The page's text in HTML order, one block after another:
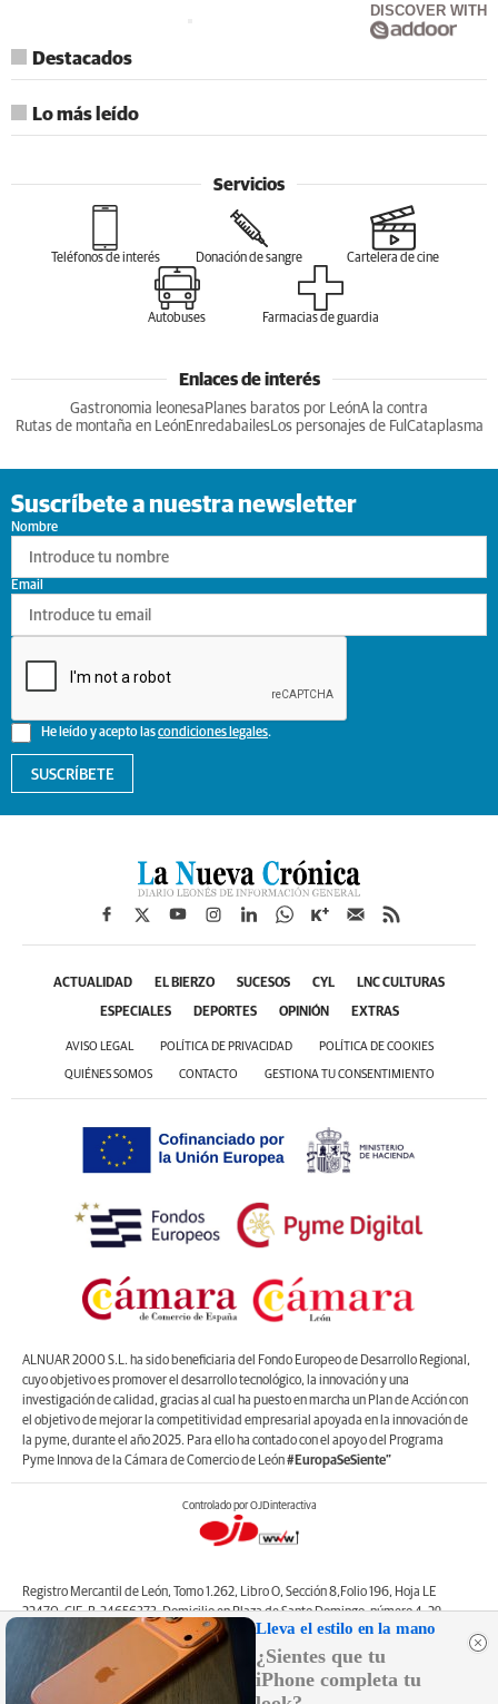
DISCOVER WITH
Destacados
Lo más leído
Servicios
Teléfonos de interés Donación de sangre Cartelera de cine
Autobuses Farmacias de guardia
Enlaces de interés
Gastronomia leonesa Planes baratos por LeónA la contra
Rutas de montaña en LeónEnredabailesLos personajes de Ful Cataplasma
Suscríbete a nuestra newsletter
Nombre
He leído y acepto lascondiciones legales.
Email
SUSCRÍBETE
ACTUALIDAD EL BIERZO SUCESOS CYL LNC CULTURAS
ESPECIALES DEPORTES OPINIÓN EXTRAS
AVISO LEGAL POLÍTICA DE PRIVACIDAD POLÍTICA DE COOKIES
QUIÉNES SOMOS CONTACTO GESTIONA TU CONSENTIMIENTO
ALNUAR 2000 S.L. ha sido beneficiaria del Fondo Europeo de Desarrollo Regional,
cuyo objetivo es promover el desarrollo tecnológico, la innovación y una
investigación de calidad, gracias al cual ha puesto en marcha un Plan de Acción con
el objetivo de mejorar la competitividad empresarial apoyada en la innovación de
la pyme, durante el año 2025. Para ello ha contado con el apoyo del Programa
Pyme Innova de la Cámara de Comercio de León#EuropaSeSiente”
Controlado por OJDinteractiva
Registro Mercantil de León, Tomo 1.262, Libro O, Sección 8,Folio 196, Hoja LE
22470. CIF: B-24656373. Domicilio en Plaza de Santo Domingo, número 4, 2º
izquierda, 24001, León. Correo electrónico de contacto: web@lanuevacronica.com.
Copyright © ALNUAR 2000 S.L. (LA NUEVA CRÓNICA). Incluye contenidos de la
empresa, de empresas del grupo o de terceros.
Lleva el estilo en la mano
¿Sientes que tu
iPhone completa tu